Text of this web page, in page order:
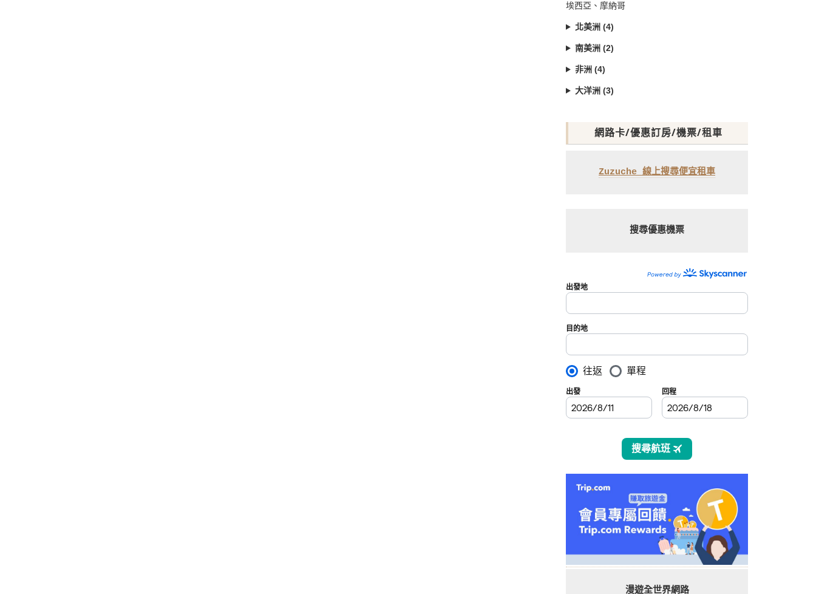
埃西亞、摩納哥
北美洲 (4)
南美洲 (2)
非洲 (4)
大洋洲 (3)
網路卡/優惠訂房/機票/租車
Zuzuche 線上搜尋便宜租車
搜尋優惠機票
漫遊全世界網路